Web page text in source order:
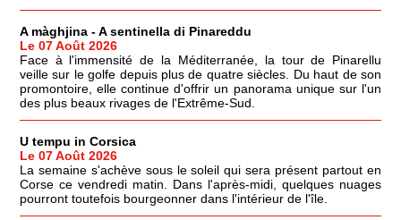
A màghjina - A sentinella di Pinareddu
Le 07 Août 2026
Face à l'immensité de la Méditerranée, la tour de Pinarellu
veille sur le golfe depuis plus de quatre siècles. Du haut de son
promontoire, elle continue d'offrir un panorama unique sur l'un
des plus beaux rivages de l'Extrême-Sud.
U tempu in Corsica
Le 07 Août 2026
La semaine s'achève sous le soleil qui sera présent partout en
Corse ce vendredi matin. Dans l'après-midi, quelques nuages
pourront toutefois bourgeonner dans l'intérieur de l'île.